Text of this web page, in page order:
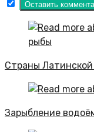
Страны
Зарыбление